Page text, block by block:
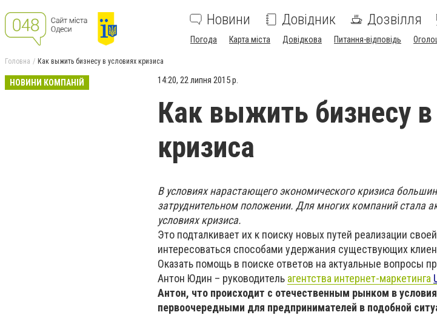
Новини Довідник Дозвілля
Погода Карта міста Довідкова Питання-відповідь
Головна Как выжить бизнесу в условиях кризиса
НОВИНИ КОМПАНІЙ 14:20, 22 липня 2015 р.
Как выжить бизнесу в
кризиса
В условиях нарастающего экономического кризиса
затруднительном положении. Для многих компаний стала
условиях кризиса.
Это подталкивает их к поиску новых путей реализации
интересоваться способами удержания существующих
Оказать помощь в поиске ответов на актуальные вопросы
Антон Юдин – руководитель агентства интернет-маркетинга
Антон, что происходит с отечественным рынком в
первоочередными для предпринимателей в подобной